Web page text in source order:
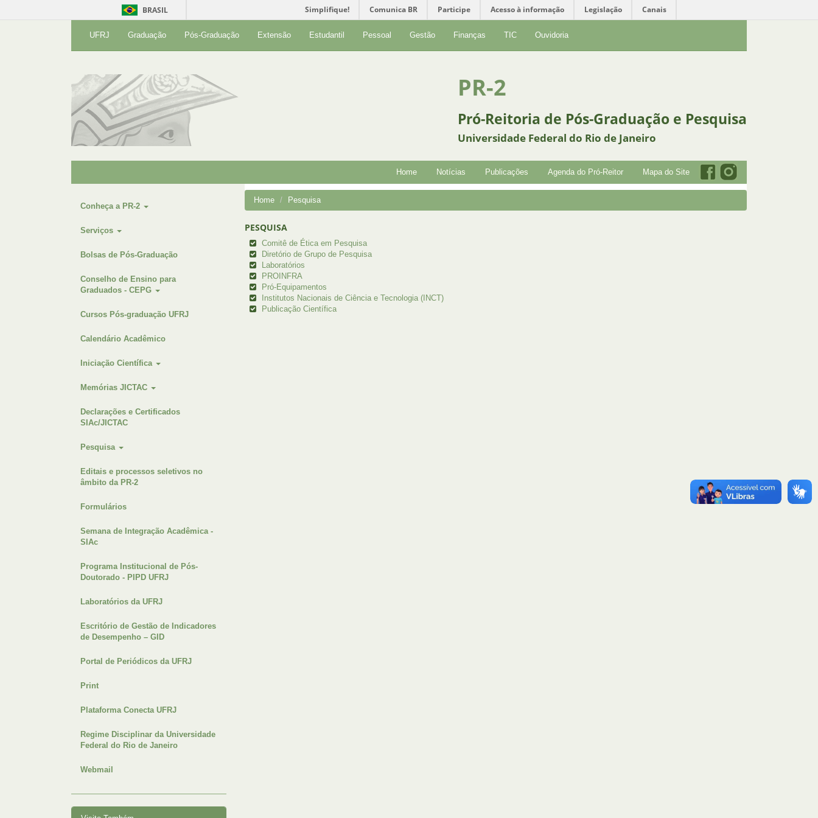
BRASIL Simplifique! Comunica BR Participe Acesso à informação Legislação Canais
UFRJ Graduação Pós-Graduação Extensão Estudantil Pessoal Gestão Finanças TIC Ouvidoria
PR-2
Pró-Reitoria de Pós-Graduação e Pesquisa
Universidade Federal do Rio de Janeiro
Home Notícias Publicações Agenda do Pró-Reitor Mapa do Site
Conheça a PR-2
Serviços
Bolsas de Pós-Graduação
Conselho de Ensino para
Graduados - CEPG
Cursos Pós-graduação UFRJ
Calendário Acadêmico
Iniciação Científica
Memórias JICTAC
Declarações e Certificados
SIAc/JICTAC
Pesquisa
Editais e processos seletivos no
âmbito da PR-2
Formulários
Semana de Integração Acadêmica -
SIAc
Programa Institucional de Pós-
Doutorado - PIPD UFRJ
Laboratórios da UFRJ
Escritório de Gestão de Indicadores
de Desempenho – GID
Portal de Periódicos da UFRJ
Print
Plataforma Conecta UFRJ
Regime Disciplinar da Universidade
Federal do Rio de Janeiro
Webmail
Home Pesquisa
PESQUISA
Comitê de Ética em Pesquisa
Diretório de Grupo de Pesquisa
Laboratórios
PROINFRA
Pró-Equipamentos
Institutos Nacionais de Ciência e Tecnologia (INCT)
Publicação Científica